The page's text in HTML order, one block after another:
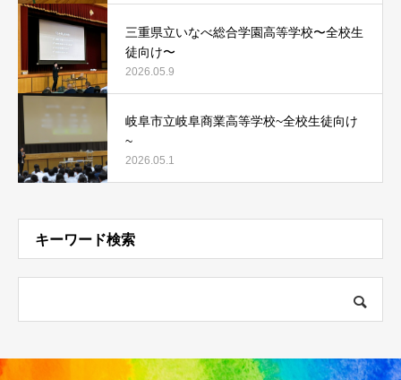
三重県立いなべ総合学園高等学校〜全校生
徒向け〜
2026.05.9
岐阜市立岐阜商業高等学校~全校生徒向け
~
2026.05.1
キーワード検索